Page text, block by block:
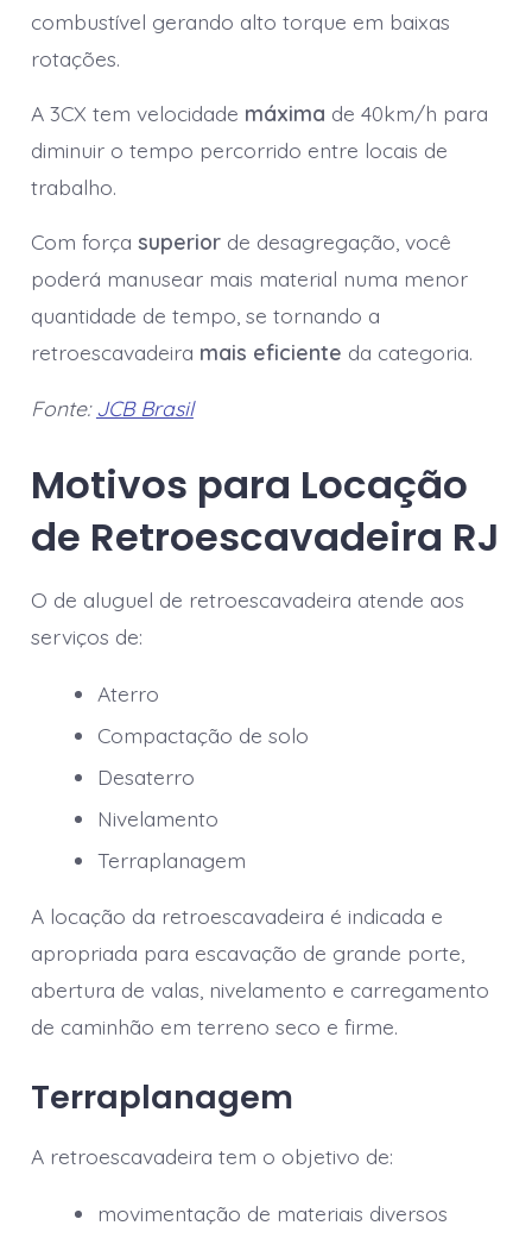
combustível gerando alto torque em baixas
rotações.
A 3CX tem velocidade máxima de 40km/h para
diminuir o tempo percorrido entre locais de
trabalho.
Com força superiorde desagregação, você
poderá manusear mais material numa menor
quantidade de tempo, se tornando a
retroescavadeira mais eficiente da categoria.
Fonte: JCB Brasil
Motivos para Locação
de Retroescavadeira RJ
O de aluguel de retroescavadeira atende aos
serviços de:
Aterro
Compactação de solo
Desaterro
Nivelamento
Terraplanagem
A locação da retroescavadeira é indicada e
apropriada para escavação de grande porte,
abertura de valas, nivelamento e carregamento
de caminhão em terreno seco e firme.
Terraplanagem
A retroescavadeira tem o objetivo de:
movimentação de materiais diversos